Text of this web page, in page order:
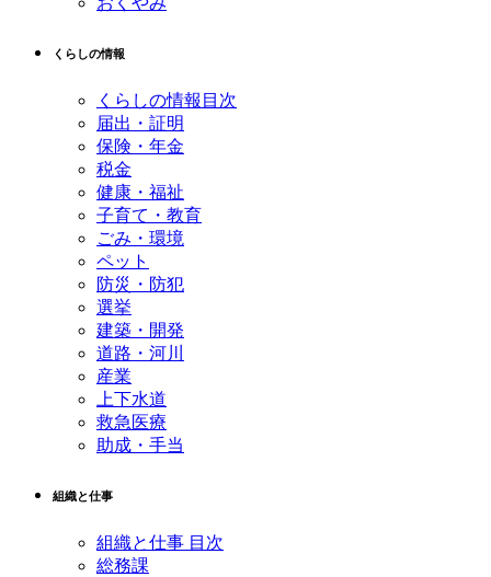
くらしの情報
くらしの情報目次
届出・証明
保険・年金
税金
健康・福祉
子育て・教育
ごみ・環境
ペット
防災・防犯
選挙
建築・開発
道路・河川
産業
上下水道
救急医療
助成・手当
組織と仕事
組織と仕事 目次
総務課